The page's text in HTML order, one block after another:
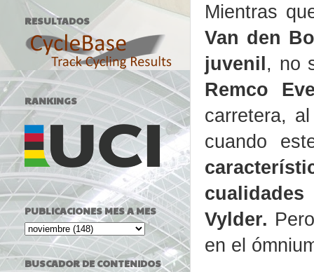
Mientras
Van den
juvenil, no
Remco
carretera,
cuando
Vylder.
en el
RESULTADOS
RANKINGS
PUBLICACIONES MES A MES
BUSCADOR DE CONTENIDOS